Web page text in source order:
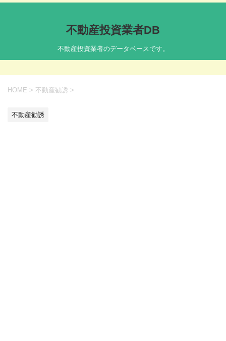
不動産投資業者DB
不動産投資業者のデータベースです。
HOME > 不動産勧誘 >
不動産勧誘